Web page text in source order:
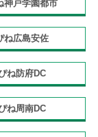
神戸学園都市
ね広島安佐
ね防府DC
ね周南DC